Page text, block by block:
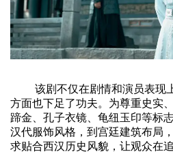
该剧不仅在剧情和演员表现
方面也下足了功夫。为尊重史实
蹄金、孔子衣镜、龟纽玉印等标
汉代服饰风格，到宫廷建筑布局
求贴合西汉历史风貌，让观众在